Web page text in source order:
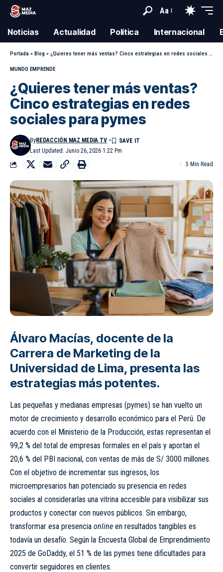
Aa
Noticias Actualidad Política Internacional
Portada » Blog » ¿Quieres tener más ventas? Cinco estrategias en redes sociales para pymes
MUNDO EMPRENDE
¿Quieres tener más ventas?
Cinco estrategias en redes
sociales para pymes
Last Updated: Junio 26, 2026 1:22 Pm
ByREDACCIÓN MAZ MEDIA TV
5 Min Read
Álvaro Macías, docente de la
Carrera de Marketing de la
Universidad de Lima, presenta las
estrategias más potentes.
Las pequeñas y medianas empresas (pymes) se han vuelto un
motor de crecimiento y desarrollo económico para el Perú. De
acuerdo con el Ministerio de la Producción, estas representan el
99,2 % del total de empresas formales en el país y aportan el
20,6 % del PBI nacional, con ventas de más de S/ 3000 millones.
Con el objetivo de incrementar sus ingresos, los
microempresarios han potenciado su presencia en redes
sociales al considerarlas una vitrina accesible para visibilizar sus
productos y conectar con nuevos públicos. Sin embargo,
transformar esa presencia online en resultados tangibles es
todavía un desafío. Según la Encuesta Global de Emprendimiento
2025 de GoDaddy, el 51 % de las pymes tiene dificultades para
convertir seguidores en clientes.